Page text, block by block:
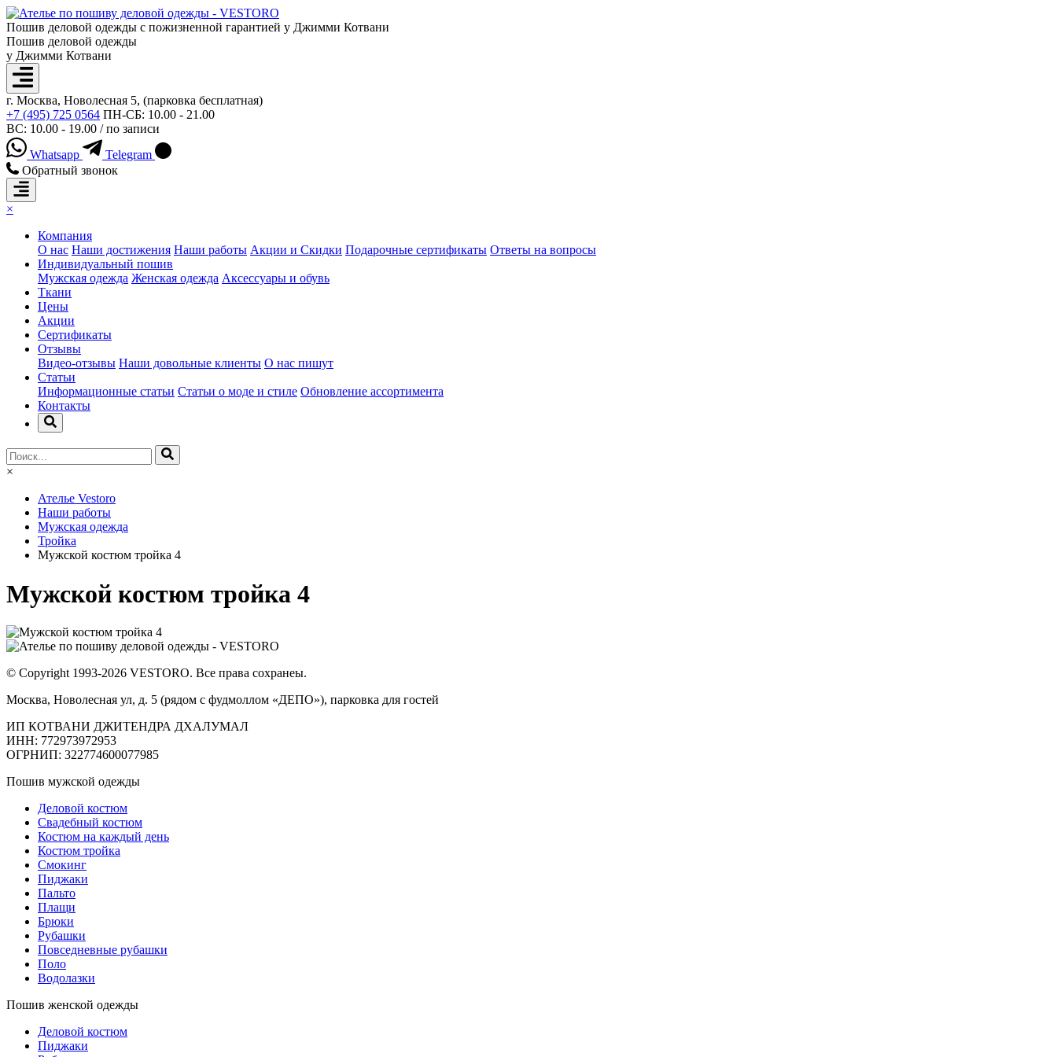
Пошив деловой одежды с пожизненной гарантией у Джимми Котвани
Пошив деловой одежды
у Джимми Котвани
г. Москва, Новолесная 5, (парковка бесплатная)
+7 (495) 725 0564 ПН-СБ: 10.00 - 21.00
ВС: 10.00 - 19.00 / по записи
Whatsapp
Telegram
Обратный звонок
×
Компания
О нас Наши достижения Наши работы Акции и Скидки Подарочные сертификаты Ответы на вопросы
Индивидуальный пошив
Мужская одежда Женская одежда Аксессуары и обувь
Ткани
Цены
Акции
Сертификаты
Отзывы
Видео-отзывы Наши довольные клиенты О нас пишут
Статьи
Информационные статьи Статьи о моде и стиле Обновление ассортимента
Контакты
×
Ателье Vestoro
Наши работы
Мужская одежда
Тройка
Мужской костюм тройка 4
Мужской костюм тройка 4
© Copyright 1993-2026 VESTORO. Все права сохранеы.
Москва, Новолесная ул, д. 5 (рядом с фудмоллом «ДЕПО»), парковка для гостей
ИП КОТВАНИ ДЖИТЕНДРА ДХАЛУМАЛ
ИНН: 772973972953
ОГРНИП: 322774600077985
Пошив мужской одежды
Деловой костюм
Свадебный костюм
Костюм на каждый день
Костюм тройка
Смокинг
Пиджаки
Пальто
Плащи
Брюки
Рубашки
Повседневные рубашки
Поло
Водолазки
Пошив женской одежды
Деловой костюм
Пиджаки